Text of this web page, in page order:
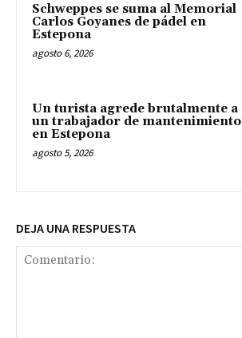
Schweppes se suma al Memorial
Carlos Goyanes de pádel en
Estepona
agosto 6, 2026
Un turista agrede brutalmente a
un trabajador de mantenimiento
en Estepona
agosto 5, 2026
DEJA UNA RESPUESTA